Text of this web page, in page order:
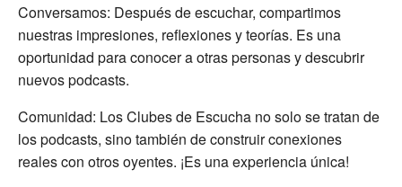
Conversamos: Después de escuchar, compartimos
nuestras impresiones, reflexiones y teorías. Es una
oportunidad para conocer a otras personas y descubrir
nuevos podcasts.
Comunidad: Los Clubes de Escucha no solo se tratan de
los podcasts, sino también de construir conexiones
reales con otros oyentes. ¡Es una experiencia única!